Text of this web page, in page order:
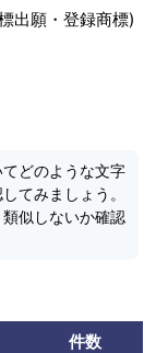
出願・登録商標)
てどのような文字
てみましょう。
似しないか確認
件数